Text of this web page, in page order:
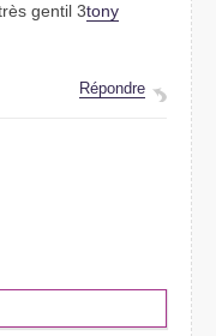
gentil 3tony
Répondre